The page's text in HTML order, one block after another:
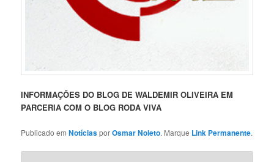
INFORMAÇÕES DO BLOG DE WALDEMIR OLIVEIRA EM
PARCERIA COM O BLOG RODA VIVA
Publicado emNotíciasporOsmar Noleto. Marque Link Permanente.